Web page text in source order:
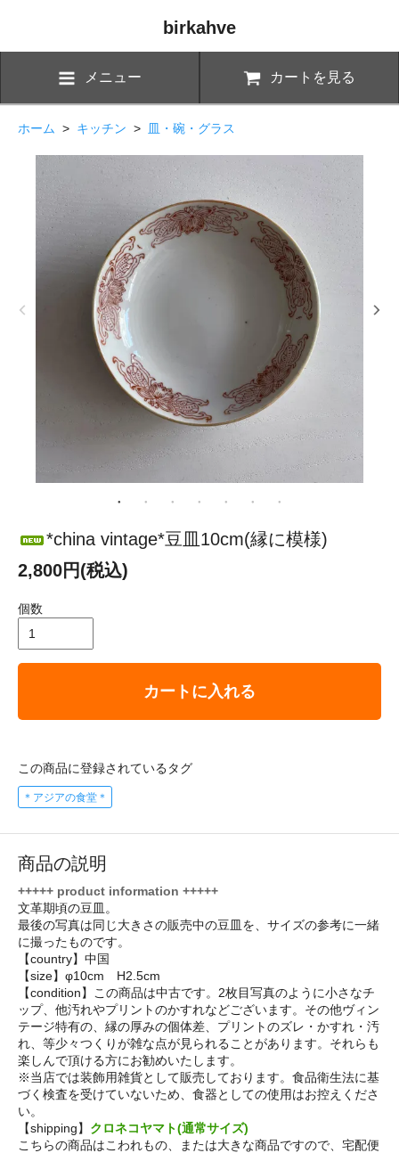
birkahve
メニュー カートを見る
ホーム > キッチン > 皿・碗・グラス
*china vintage*豆皿10cm(縁に模様)
2,800円(税込)
個数
カートに入れる
この商品に登録されているタグ
＊アジアの食堂＊
商品の説明
+++++ product information +++++
文革期頃の豆皿。
最後の写真は同じ大きさの販売中の豆皿を、サイズの参考に一緒
に撮ったものです。
【country】中国
【size】φ10cm H2.5cm
【condition】この商品は中古です。2枚目写真のように小さなチ
ップ、他汚れやプリントのかすれなどございます。その他ヴィン
テージ特有の、縁の厚みの個体差、プリントのズレ・かすれ・汚
れ、等少々つくりが雑な点が見られることがあります。それらも
楽しんで頂ける方にお勧めいたします。
※当店では装飾用雑貨として販売しております。食品衛生法に基
づく検査を受けていないため、食器としての使用はお控えくださ
い。
【shipping】 クロネコヤマト(通常サイズ)
こちらの商品はこわれもの、または大きな商品ですので、宅配便